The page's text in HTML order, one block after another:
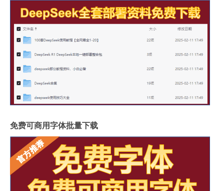
免费可商用字体批量下载